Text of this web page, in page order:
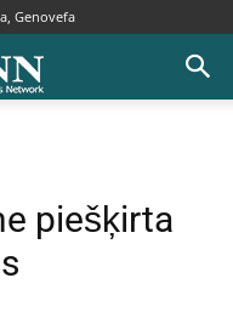
Genovefa
piešķirta